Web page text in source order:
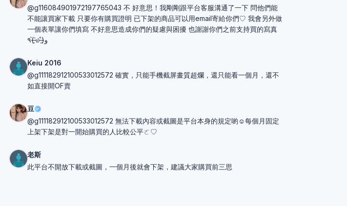
@g116084901972197765043 不 好意思！我剛剛跟平台客服溝通了一下 問他們能
不能讓買家下載 只要你有購買證明 已下架的商品可以用email寄給你們♡ 我會另外做
一個表單讓你們填寫 不好意思造成你們的疑慮與困擾 也謝謝你們之前支持買的寫真
٩(˃̶͈̀௰˂̶͈́)و
Keiu 2016
@g111182912100533012572 確實，只能手機截屏畫質超爛，還只能看一個月，還不
如直接開OF賣
豆
@g111182912100533012572 無法下載內容或截圖是平台本身的規定喲☺️每個月固定
上架下架是對一開始購買的人比較公平ㄛ♡
老斯
此平台不開放下載或截圖，一個月後就會下架，建議大家購買前三思